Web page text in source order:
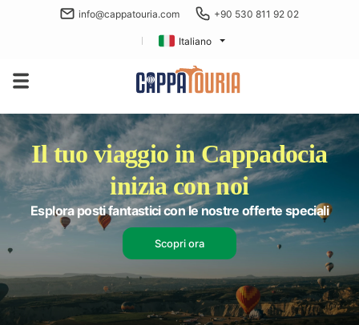
info@cappatouria.com +90 530 811 92 02
Italiano
Il tuo viaggio in Cappadocia
inizia con noi
Esplora posti fantastici con le nostre offerte speciali
Scopri ora